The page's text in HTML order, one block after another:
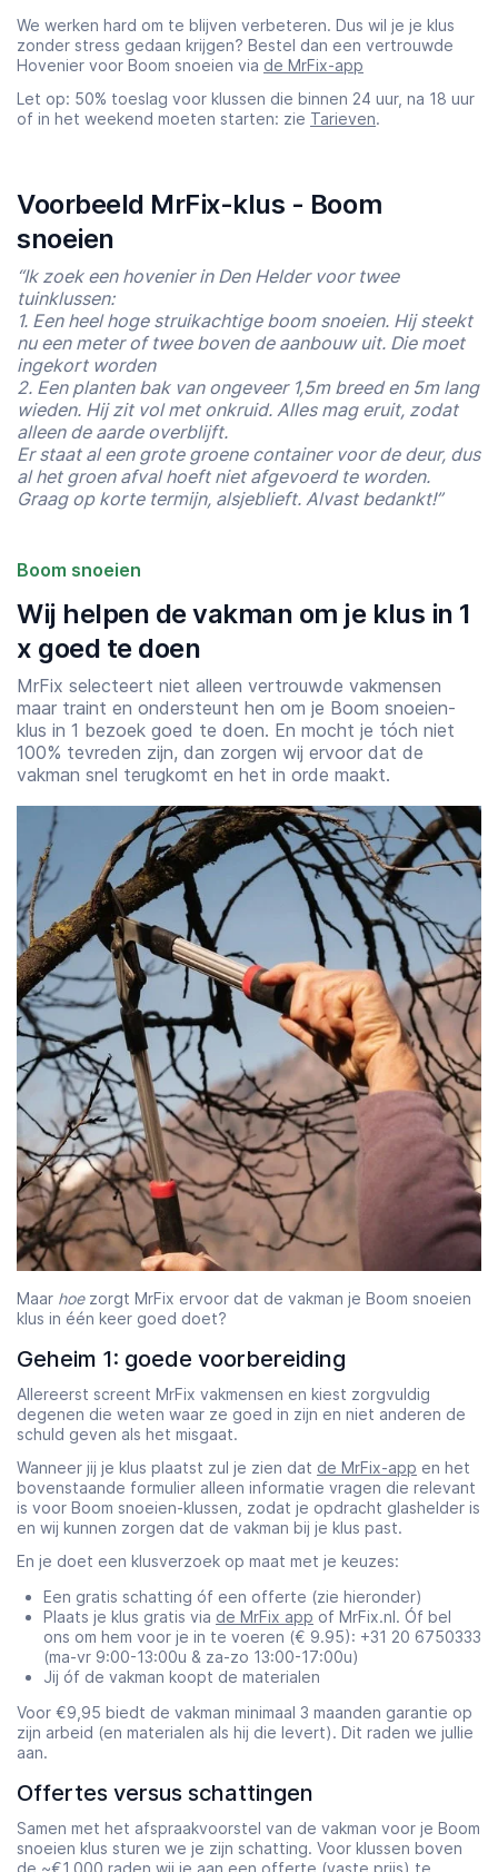
We werken hard om te blijven verbeteren. Dus wil je je klus
zonder stress gedaan krijgen? Bestel dan een vertrouwde
Hovenier voor Boom snoeien via de MrFix-app
Let op: 50% toeslag voor klussen die binnen 24 uur, na 18 uur
of in het weekend moeten starten: zie Tarieven.
Voorbeeld MrFix-klus - Boom
snoeien
“Ik zoek een hovenier in Den Helder voor twee
tuinklussen:
1. Een heel hoge struikachtige boom snoeien. Hij steekt
nu een meter of twee boven de aanbouw uit. Die moet
ingekort worden
2. Een planten bak van ongeveer 1,5m breed en 5m lang
wieden. Hij zit vol met onkruid. Alles mag eruit, zodat
alleen de aarde overblijft.
Er staat al een grote groene container voor de deur, dus
al het groen afval hoeft niet afgevoerd te worden.
Graag op korte termijn, alsjeblieft. Alvast bedankt!”
Boom snoeien
Wij helpen de vakman om je klus in 1
x goed te doen
MrFix selecteert niet alleen vertrouwde vakmensen
maar traint en ondersteunt hen om je Boom snoeien-
klus in 1 bezoek goed te doen. En mocht je tóch niet
100% tevreden zijn, dan zorgen wij ervoor dat de
vakman snel terugkomt en het in orde maakt.
Maar hoezorgt MrFix ervoor dat de vakman je Boom snoeien
klus in één keer goed doet?
Geheim 1: goede voorbereiding
Allereerst screent MrFix vakmensen en kiest zorgvuldig
degenen die weten waar ze goed in zijn en niet anderen de
schuld geven als het misgaat.
Wanneer jij je klus plaatst zul je zien dat de MrFix-app en het
bovenstaande formulier alleen informatie vragen die relevant
is voor Boom snoeien-klussen, zodat je opdracht glashelder is
en wij kunnen zorgen dat de vakman bij je klus past.
En je doet een klusverzoek op maat met je keuzes:
Een gratis schatting óf een offerte (zie hieronder)
Plaats je klus gratis via de MrFix app of MrFix.nl. Óf bel
ons om hem voor je in te voeren (€ 9.95): +31 20 6750333
(ma-vr 9:00-13:00u & za-zo 13:00-17:00u)
Jij óf de vakman koopt de materialen
Voor €9,95 biedt de vakman minimaal 3 maanden garantie op
zijn arbeid (en materialen als hij die levert). Dit raden we jullie
aan.
Offertes versus schattingen
Samen met het afspraakvoorstel van de vakman voor je Boom
snoeien klus sturen we je zijn schatting. Voor klussen boven
de ~€1.000 raden wij je aan een offerte (vaste prijs) te
Starttijd
Eindtijd